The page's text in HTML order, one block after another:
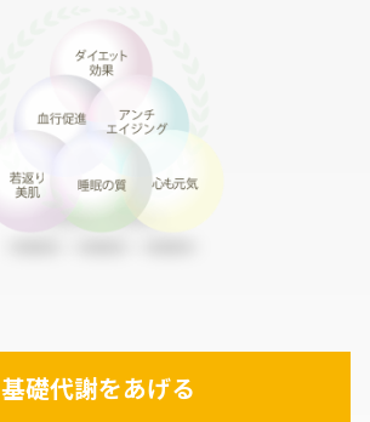
基礎代謝をあげる